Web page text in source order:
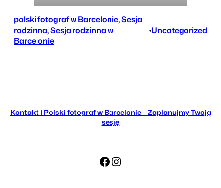
polski fotograf w Barcelonie, Sesja
rodzinna, Sesja rodzinna w
Barcelonie
•Uncategorized
Kontakt | Polski fotograf w Barcelonie – Zaplanujmy Twoją
sesję
Facebook Instagram